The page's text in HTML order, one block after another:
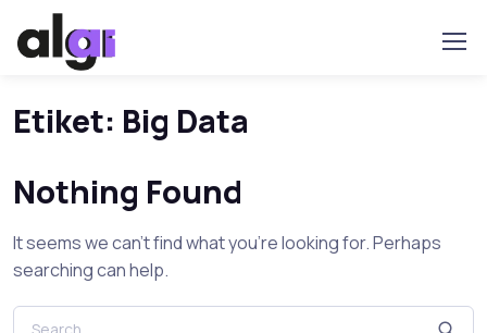
Etiket: Big Data
Nothing Found
It seems we can’t find what you’re looking for. Perhaps
searching can help.